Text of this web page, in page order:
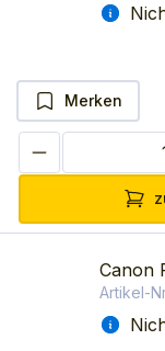
Merken
Canon
Artikel-